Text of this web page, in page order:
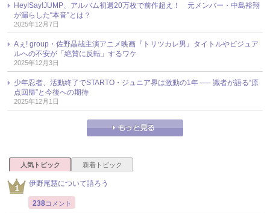
Hey!Say!JUMP、アルバム初週20万枚で前作超え！ 元メンバー・中島裕翔
が漏らした“本音”とは？
2025年12月7日
Aぇ! group・佐野晶哉主演アニメ映画『トリツカレ男』タイトルやビジュア
ルへの不安が「絶賛に反転」するワケ
2025年12月3日
少年忍者、活動終了でSTARTO・ジュニア界は激動の1年 ── 識者が語る“原
点回帰”と今後への期待
2025年12月1日
人気トピック 新着トピック
伊野尾慧について語ろう
238コメント